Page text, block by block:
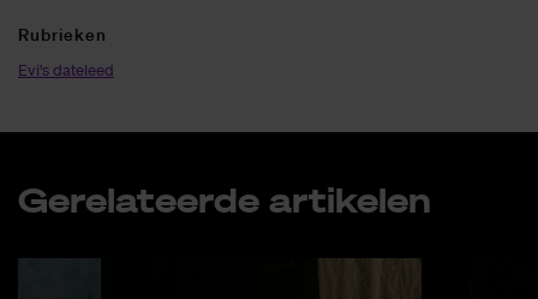
Ru­brie­ken
Evi's dateleed
Ge­re­la­teer­de ar­ti­ke­len